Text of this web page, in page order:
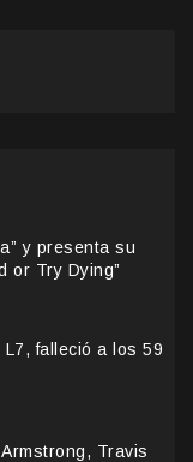
y presenta su
or Try Dying”
falleció a los 59
Travis